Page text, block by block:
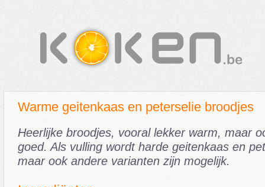
Warme geitenkaas en peterselie broodjes
Heerlijke broodjes, vooral lekker warm, maar
goed. Als vulling wordt harde geitenkaas en
maar ook andere varianten zijn mogelijk.